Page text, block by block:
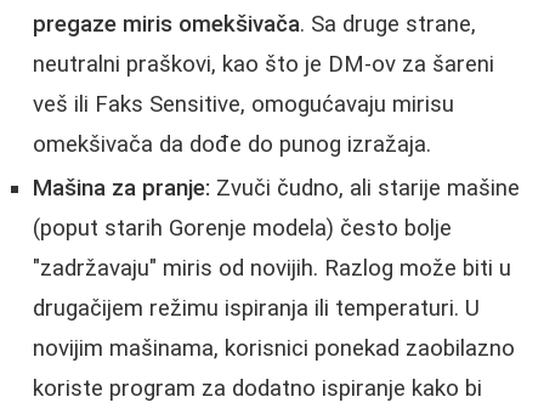
pregaze miris omekšivača. Sa druge strane,
neutralni praškovi, kao što je DM-ov za šareni
veš ili Faks Sensitive, omogućavaju mirisu
omekšivača da dođe do punog izražaja.
Mašina za pranje: Zvuči čudno, ali starije mašine
(poput starih Gorenje modela) često bolje
"zadržavaju" miris od novijih. Razlog može biti u
drugačijem režimu ispiranja ili temperaturi. U
novijim mašinama, korisnici ponekad zaobilazno
koriste program za dodatno ispiranje kako bi